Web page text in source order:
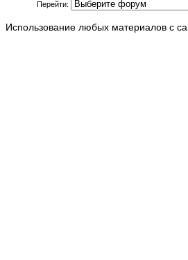
Перейти:
Использование любых материалов с